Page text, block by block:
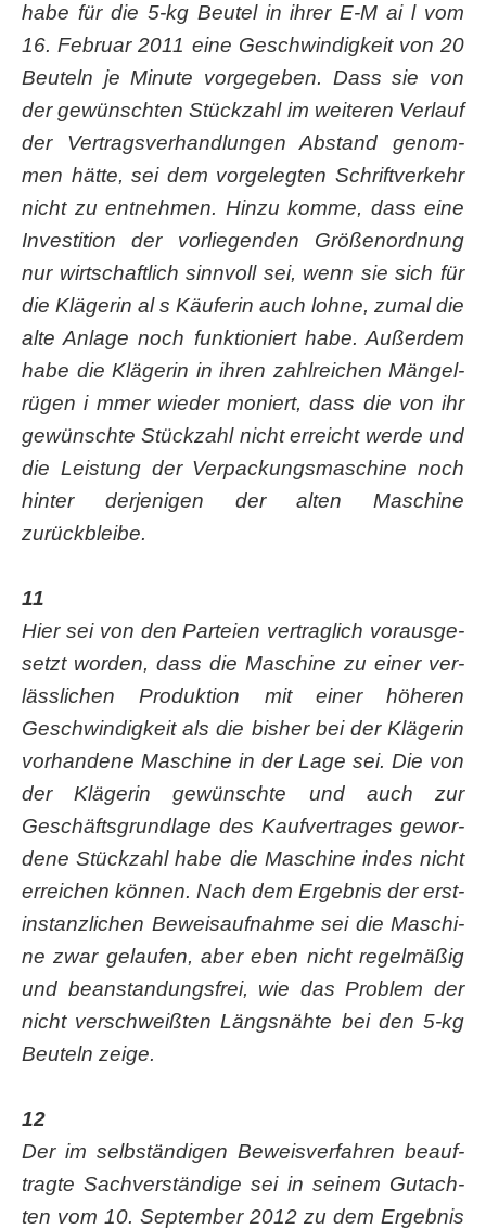
habe für die 5‑kg Beu­tel in ihrer E‑M ai l vom
16. Febru­ar 2011 eine Geschwin­dig­keit von 20
Beu­teln je Minu­te vor­ge­ge­ben. Dass sie von
der gewünsch­ten Stück­zahl im wei­te­ren Ver­lauf
der Ver­trags­ver­hand­lun­gen Abstand genom­
men hät­te, sei dem vor­ge­leg­ten Schrift­ver­kehr
nicht zu ent­neh­men. Hin­zu kom­me, dass eine
Inves­ti­ti­on der vor­lie­gen­den Grö­ßen­ord­nung
nur wirt­schaft­lich sinn­voll sei, wenn sie sich für
die Klä­ge­rin al s Käu­fe­rin auch loh­ne, zumal die
alte Anla­ge noch funk­tio­niert habe. Außer­dem
habe die Klä­ge­rin in ihren zahl­rei­chen Män­gel­
rü­gen i mmer wie­der moniert, dass die von ihr
gewünsch­te Stück­zahl nicht erreicht wer­de und
die Leis­tung der Ver­pa­ckungs­ma­schi­ne noch
hin­ter der­je­ni­gen der alten Maschi­ne
zurückbleibe.
11
Hier sei von den Par­tei­en ver­trag­lich vor­aus­ge­
setzt wor­den, dass die Maschi­ne zu einer ver­
läss­li­chen Pro­duk­ti­on mit einer höhe­ren
Geschwin­dig­keit als die bis­her bei der Klä­ge­rin
vor­han­de­ne Maschi­ne in der Lage sei. Die von
der Klä­ge­rin gewünsch­te und auch zur
Geschäfts­grund­la­ge des Kauf­ver­tra­ges gewor­
de­ne Stück­zahl habe die Maschi­ne indes nicht
errei­chen kön­nen. Nach dem Ergeb­nis der erst­
in­stanz­li­chen Beweis­auf­nah­me sei die Maschi­
ne zwar gelau­fen, aber eben nicht regel­mä­ßig
und bean­stan­dungs­frei, wie das Pro­blem der
nicht ver­schweiß­ten Längs­näh­te bei den 5‑kg
Beu­teln zeige.
12
Der im selb­stän­di­gen Beweis­ver­fah­ren beauf­
trag­te Sach­ver­stän­di­ge sei in sei­nem Gut­ach­
ten vom 10. Sep­tem­ber 2012 zu dem Ergeb­nis